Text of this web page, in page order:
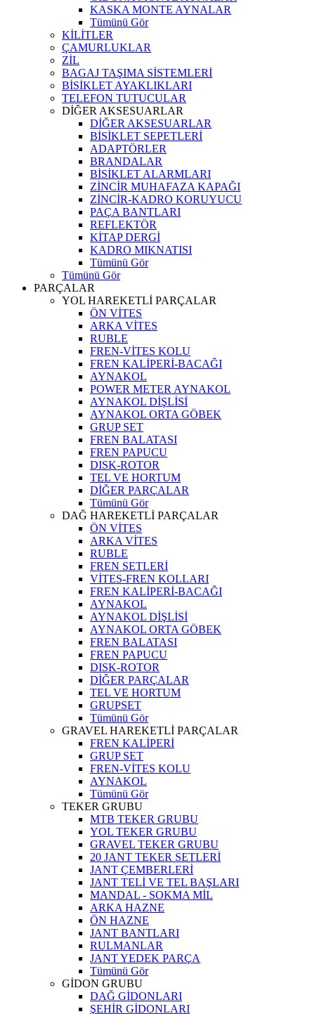
KASKA MONTE AYNALAR
Tümünü Gör
KİLİTLER
ÇAMURLUKLAR
ZİL
BAGAJ TAŞIMA SİSTEMLERİ
BİSİKLET AYAKLIKLARI
TELEFON TUTUCULAR
DİĞER AKSESUARLAR
DİĞER AKSESUARLAR
BİSİKLET SEPETLERİ
ADAPTÖRLER
BRANDALAR
BİSİKLET ALARMLARI
ZİNCİR MUHAFAZA KAPAĞI
ZİNCİR-KADRO KORUYUCU
PAÇA BANTLARI
REFLEKTÖR
KİTAP DERGİ
KADRO MIKNATISI
Tümünü Gör
Tümünü Gör
PARÇALAR
YOL HAREKETLİ PARÇALAR
ÖN VİTES
ARKA VİTES
RUBLE
FREN-VİTES KOLU
FREN KALİPERİ-BACAĞI
AYNAKOL
POWER METER AYNAKOL
AYNAKOL DİŞLİSİ
AYNAKOL ORTA GÖBEK
GRUP SET
FREN BALATASI
FREN PAPUCU
DISK-ROTOR
TEL VE HORTUM
DİĞER PARÇALAR
Tümünü Gör
DAĞ HAREKETLİ PARÇALAR
ÖN VİTES
ARKA VİTES
RUBLE
FREN SETLERİ
VİTES-FREN KOLLARI
FREN KALİPERİ-BACAĞI
AYNAKOL
AYNAKOL DİŞLİSİ
AYNAKOL ORTA GÖBEK
FREN BALATASI
FREN PAPUCU
DISK-ROTOR
DİĞER PARÇALAR
TEL VE HORTUM
GRUPSET
Tümünü Gör
GRAVEL HAREKETLİ PARÇALAR
FREN KALİPERİ
GRUP SET
FREN-VİTES KOLU
AYNAKOL
Tümünü Gör
TEKER GRUBU
MTB TEKER GRUBU
YOL TEKER GRUBU
GRAVEL TEKER GRUBU
20 JANT TEKER SETLERİ
JANT ÇEMBERLERİ
JANT TELİ VE TEL BAŞLARI
MANDAL - SOKMA MİL
ARKA HAZNE
ÖN HAZNE
JANT BANTLARI
RULMANLAR
JANT YEDEK PARÇA
Tümünü Gör
GİDON GRUBU
DAĞ GİDONLARI
ŞEHİR GİDONLARI